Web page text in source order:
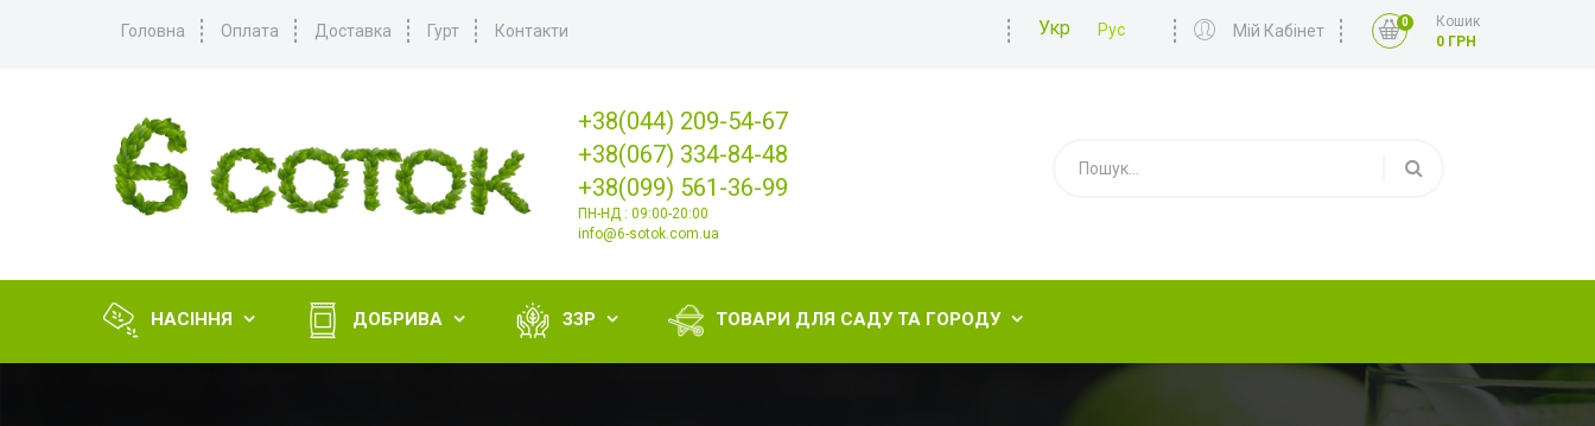
Головна Оплата Доставка Гурт Контакти Укр Рус Мій Кабінет 0
Кошик
0 ГРН
+38(044) 209-54-67
+38(067) 334-84-48
+38(099) 561-36-99
ПН-НД : 09:00-20:00
info@6-sotok.com.ua
НАСІННЯ  ДОБРИВА  ЗЗР  ТОВАРИ ДЛЯ САДУ ТА ГОРОДУ 